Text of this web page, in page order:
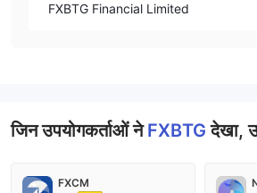
FXBTG Financial Limited
जिन उपयोगकर्ताओं नेFXBTGदेखा,
FXCM